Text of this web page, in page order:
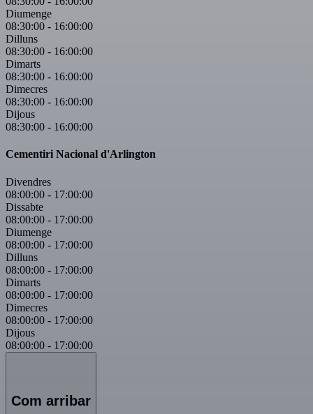
Diumenge
08:30:00 - 16:00:00
Dilluns
08:30:00 - 16:00:00
Dimarts
08:30:00 - 16:00:00
Dimecres
08:30:00 - 16:00:00
Dijous
08:30:00 - 16:00:00
Cementiri Nacional d'Arlington
Divendres
08:00:00 - 17:00:00
Dissabte
08:00:00 - 17:00:00
Diumenge
08:00:00 - 17:00:00
Dilluns
08:00:00 - 17:00:00
Dimarts
08:00:00 - 17:00:00
Dimecres
08:00:00 - 17:00:00
Dijous
08:00:00 - 17:00:00
Com arribar